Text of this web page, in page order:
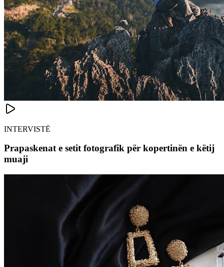
INTERVISTË
Prapaskenat e setit fotografik për kopertinën e këtij
muaji